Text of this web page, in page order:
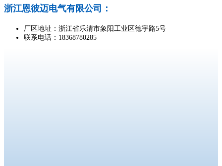
浙江恩彼迈电气有限公司：
厂区地址：浙江省乐清市象阳工业区德宇路5号
联系电话：18368780285